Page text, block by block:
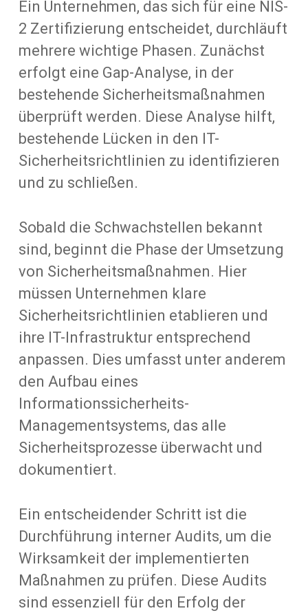
Ein Unternehmen, das sich für eine NIS-
2 Zertifizierung entscheidet, durchläuft
mehrere wichtige Phasen. Zunächst
erfolgt eine Gap-Analyse, in der
bestehende Sicherheitsmaßnahmen
überprüft werden. Diese Analyse hilft,
bestehende Lücken in den IT-
Sicherheitsrichtlinien zu identifizieren
und zu schließen.
Sobald die Schwachstellen bekannt
sind, beginnt die Phase der Umsetzung
von Sicherheitsmaßnahmen. Hier
müssen Unternehmen klare
Sicherheitsrichtlinien etablieren und
ihre IT-Infrastruktur entsprechend
anpassen. Dies umfasst unter anderem
den Aufbau eines
Informationssicherheits-
Managementsystems, das alle
Sicherheitsprozesse überwacht und
dokumentiert.
Ein entscheidender Schritt ist die
Durchführung interner Audits, um die
Wirksamkeit der implementierten
Maßnahmen zu prüfen. Diese Audits
sind essenziell für den Erfolg der